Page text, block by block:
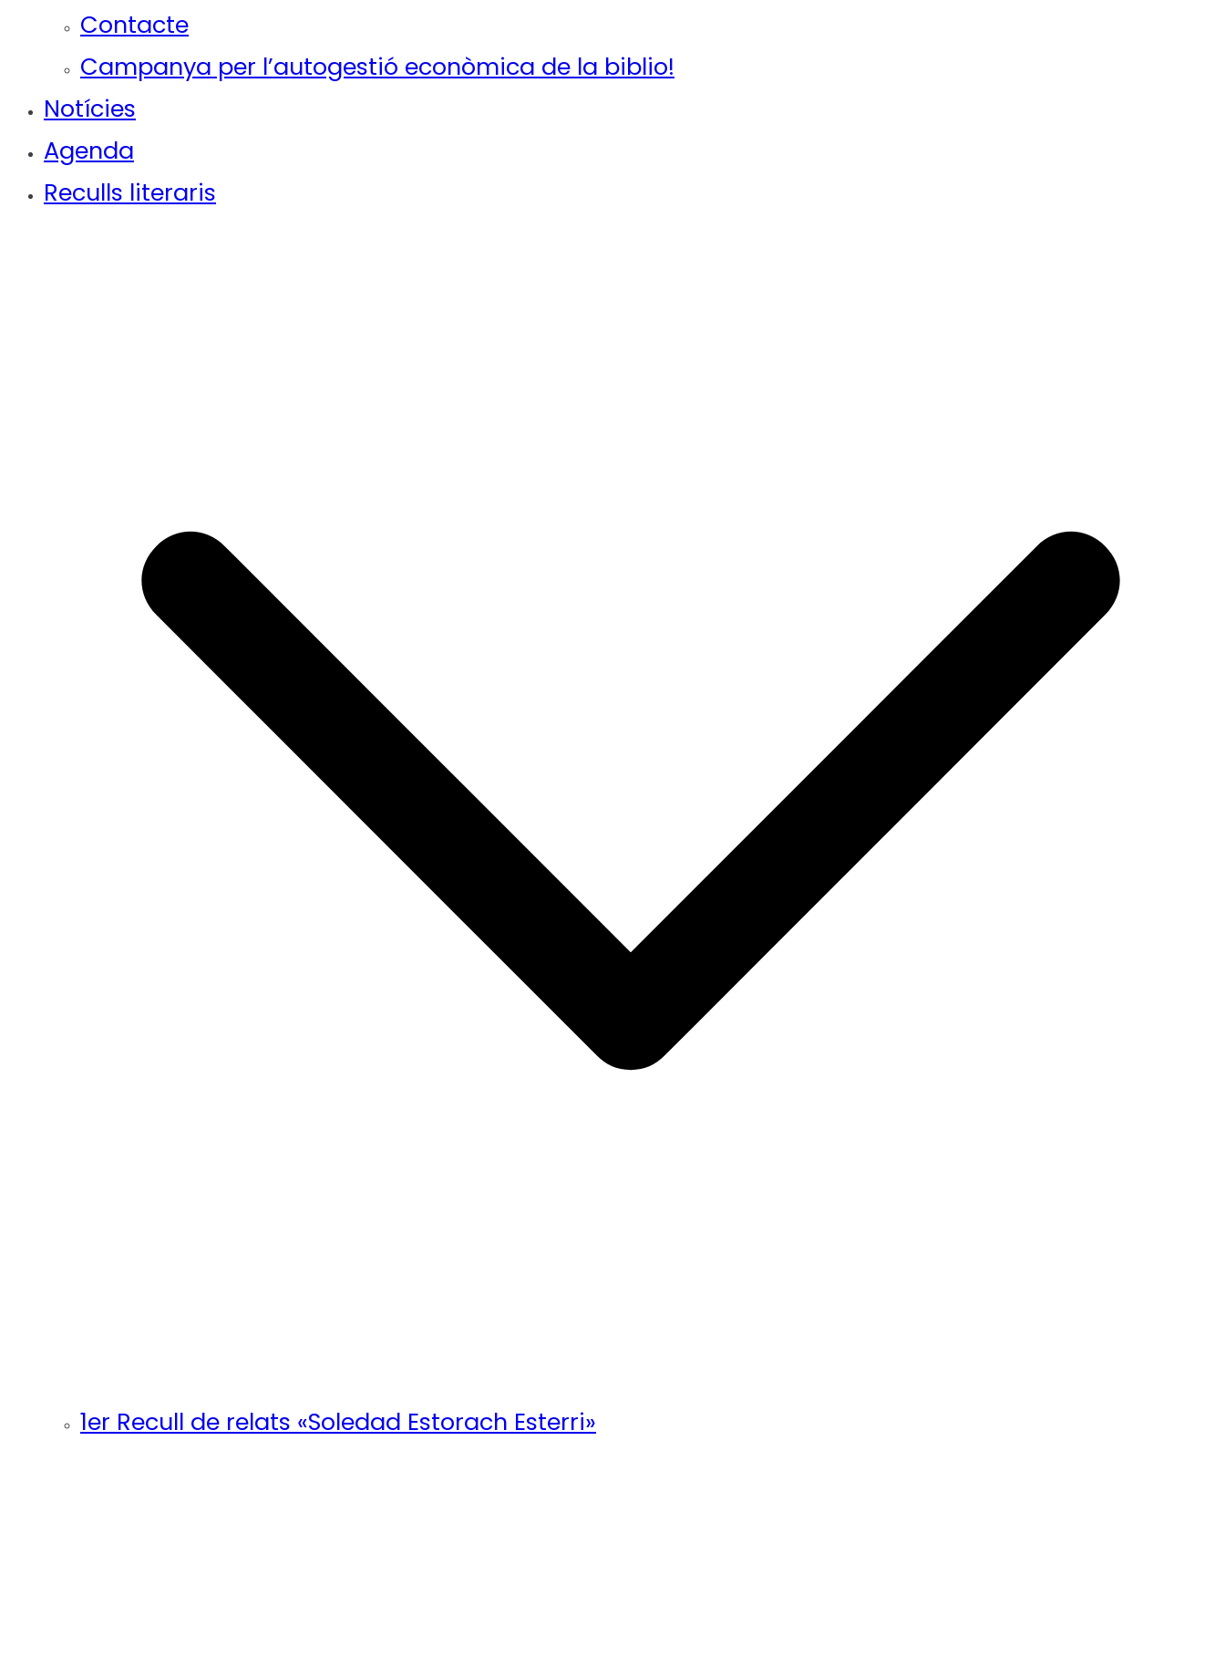
Contacte
Campanya per l’autogestió econòmica de la biblio!
Notícies
Agenda
Reculls literaris
1er Recull de relats «Soledad Estorach Esterri»